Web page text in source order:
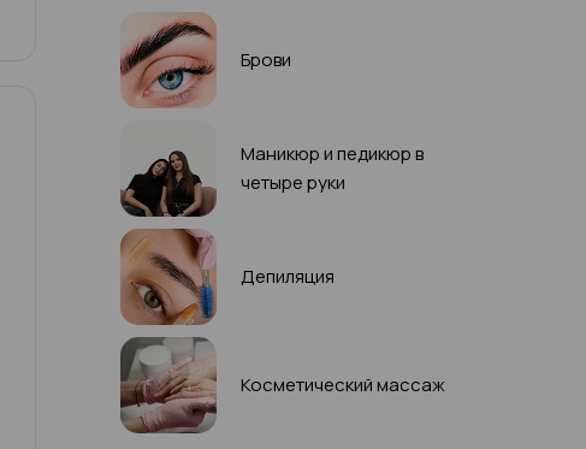
Брови
Маникюр и педикюр в
четыре руки
Депиляция
Косметический массаж